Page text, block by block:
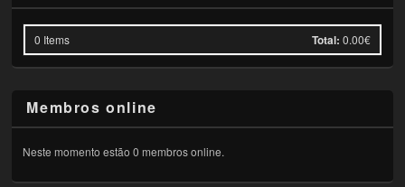
0 Items Total: 0.00€
Membros online
Neste momento estão 0 membros online.